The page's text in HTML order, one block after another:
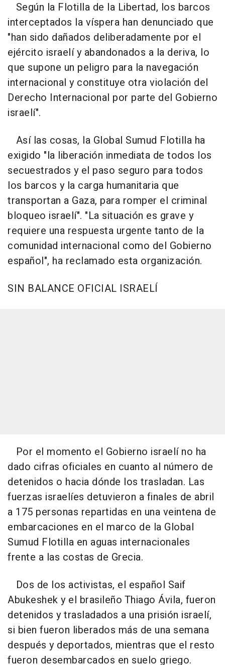
Según la Flotilla de la Libertad, los barcos
interceptados la víspera han denunciado que
"han sido dañados deliberadamente por el
ejército israelí y abandonados a la deriva, lo
que supone un peligro para la navegación
internacional y constituye otra violación del
Derecho Internacional por parte del Gobierno
israelí".
Así las cosas, la Global Sumud Flotilla ha
exigido "la liberación inmediata de todos los
secuestrados y el paso seguro para todos
los barcos y la carga humanitaria que
transportan a Gaza, para romper el criminal
bloqueo israelí". "La situación es grave y
requiere una respuesta urgente tanto de la
comunidad internacional como del Gobierno
español", ha reclamado esta organización.
SIN BALANCE OFICIAL ISRAELÍ
Por el momento el Gobierno israelí no ha
dado cifras oficiales en cuanto al número de
detenidos o hacia dónde los trasladan. Las
fuerzas israelíes detuvieron a finales de abril
a 175 personas repartidas en una veintena de
embarcaciones en el marco de la Global
Sumud Flotilla en aguas internacionales
frente a las costas de Grecia.
Dos de los activistas, el español Saif
Abukeshek y el brasileño Thiago Ávila, fueron
detenidos y trasladados a una prisión israelí,
si bien fueron liberados más de una semana
después y deportados, mientras que el resto
fueron desembarcados en suelo griego.